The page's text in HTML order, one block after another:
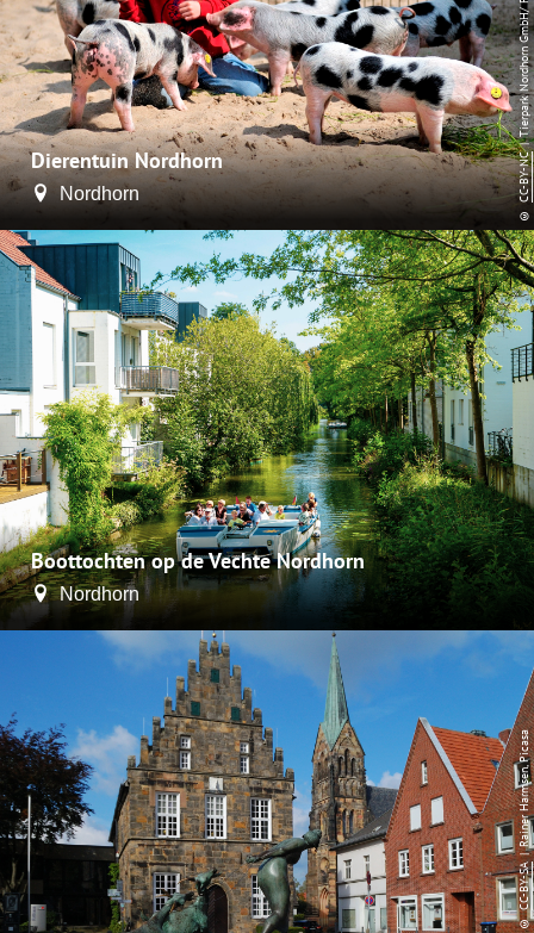
©
CC-BY-NC
Dierentuin Nordhorn
Nordhorn
Boottochten op de Vechte Nordhorn
Nordhorn
©
CC-BY-SA
| Rainer Harmsen, Picasa